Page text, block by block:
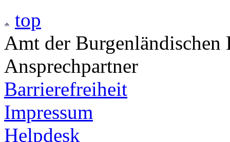
top
Amt der
Ansprechpartner
Barrierefreiheit
Impressum
Helpdesk